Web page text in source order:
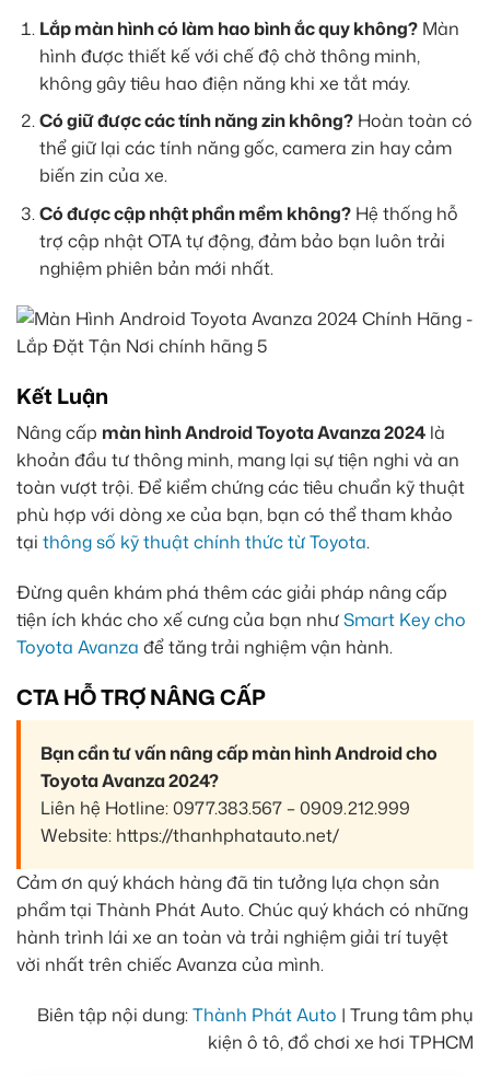
Lắp màn hình có làm hao bình ắc quy không?Màn
hình được thiết kế với chế độ chờ thông minh,
không gây tiêu hao điện năng khi xe tắt máy.
Có giữ được các tính năng zin không?Hoàn toàn có
thể giữ lại các tính năng gốc, camera zin hay cảm
biến zin của xe.
Có được cập nhật phần mềm không?Hệ thống hỗ
trợ cập nhật OTA tự động, đảm bảo bạn luôn trải
nghiệm phiên bản mới nhất.
Kết Luận
Nâng cấp màn hình Android Toyota Avanza 2024 là
khoản đầu tư thông minh, mang lại sự tiện nghi và an
toàn vượt trội. Để kiểm chứng các tiêu chuẩn kỹ thuật
phù hợp với dòng xe của bạn, bạn có thể tham khảo
tại thông số kỹ thuật chính thức từ Toyota.
Đừng quên khám phá thêm các giải pháp nâng cấp
tiện ích khác cho xế cưng của bạn nhưSmart Key cho
Toyota Avanza để tăng trải nghiệm vận hành.
CTA HỖ TRỢ NÂNG CẤP
Bạn cần tư vấn nâng cấp màn hình Android cho
Toyota Avanza 2024?
Liên hệ Hotline: 0977.383.567 – 0909.212.999
Website: https://thanhphatauto.net/
Cảm ơn quý khách hàng đã tin tưởng lựa chọn sản
phẩm tại Thành Phát Auto. Chúc quý khách có những
hành trình lái xe an toàn và trải nghiệm giải trí tuyệt
vời nhất trên chiếc Avanza của mình.
Biên tập nội dung:Thành Phát Auto | Trung tâm phụ
kiện ô tô, đồ chơi xe hơi TPHCM